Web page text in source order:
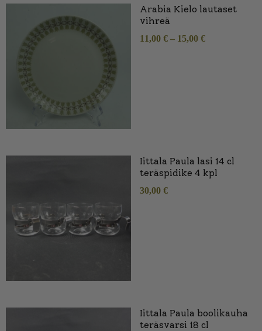
Arabia Kielo lautaset
vihreä
11,00 € – 15,00 €
Iittala Paula lasi 14 cl
teräspidike 4 kpl
30,00 €
Iittala Paula boolikauha
teräsvarsi 18 cl